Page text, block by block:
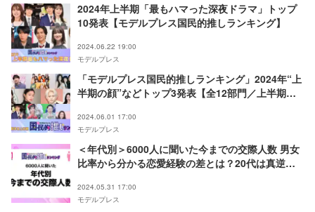
2024年上半期「最もハマった深夜ドラマ」トップ
10発表【モデルプレス国民的推しランキング】
2024.06.22 19:00
モデルプレス
「モデルプレス国民的推しランキング」2024年“上
半期の顔”などトップ3発表【全12部門／上半期特
2024.06.01 17:00
モデルプレス
＜年代別＞6000人に聞いた今までの交際人数 男女
比率から分かる恋愛経験の差とは？20代は真逆の
2024.05.31 17:00
モデルプレス